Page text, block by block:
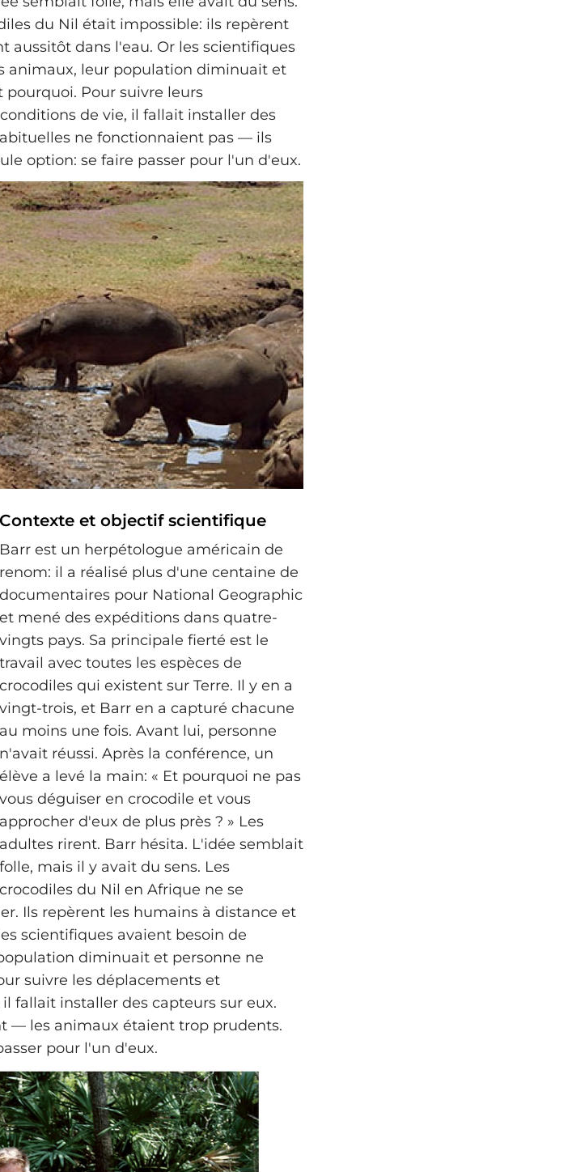
du Nil était impossible: ils repèrent
aussitôt dans l'eau. Or les scientifiques
animaux, leur population diminuait et
Pour suivre leurs
de vie, il fallait installer des
ne fonctionnaient pas — ils
option: se faire passer pour l'un d'eux.
Contexte et objectif scientifique
Barr est un herpétologue américain de
renom: il a réalisé plus d'une centaine de
documentaires pour National Geographic
et mené des expéditions dans quatre-
vingts pays. Sa principale fierté est le
travail avec toutes les espèces de
crocodiles qui existent sur Terre. Il y en a
vingt-trois, et Barr en a capturé chacune
au moins une fois. Avant lui, personne
n'avait réussi. Après la conférence, un
élève a levé la main: « Et pourquoi ne pas
vous déguiser en crocodile et vous
approcher d'eux de plus près ? » Les
adultes rirent. Barr hésita. L'idée semblait
folle, mais il y avait du sens. Les
crocodiles du Nil en Afrique ne se
Ils repèrent les humains à distance et
scientifiques avaient besoin de
diminuait et personne ne
suivre les déplacements et
fallait installer des capteurs sur eux.
— les animaux étaient trop prudents.
pour l'un d'eux.